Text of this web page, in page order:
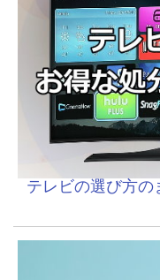
テレビの選び方